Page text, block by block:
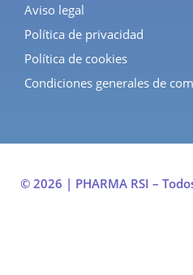
Aviso legal
Política de privacidad
Política de cookies
Condiciones generales de
© 2026 | PHARMA RSI –